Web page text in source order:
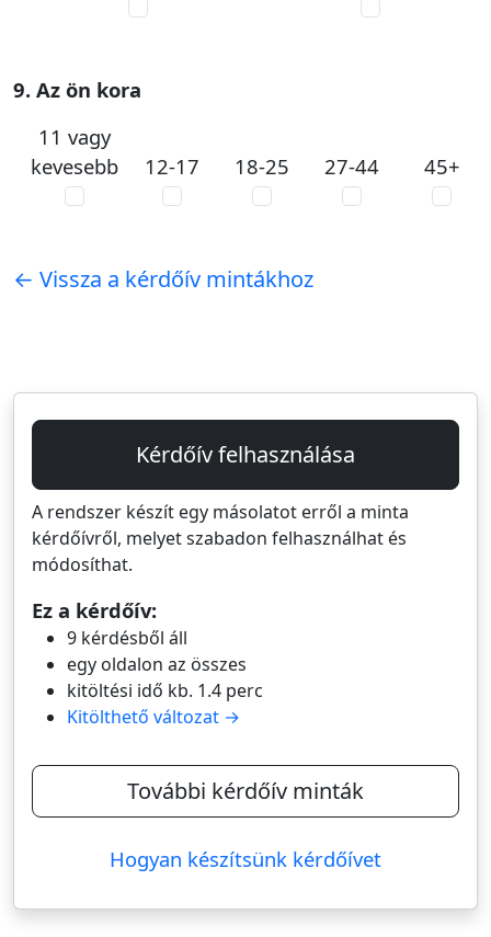
9. Az ön kora
11 vagy
kevesebb
12-17 18-25 27-44 45+
← Vissza a kérdőív mintákhoz
Kérdőív felhasználása
A rendszer készít egy másolatot erről a minta
kérdőívről, melyet szabadon felhasználhat és
módosíthat.
Ez a kérdőív:
9 kérdésből áll
egy oldalon az összes
kitöltési idő kb. 1.4 perc
Kitölthető változat →
További kérdőív minták
Hogyan készítsünk kérdőívet